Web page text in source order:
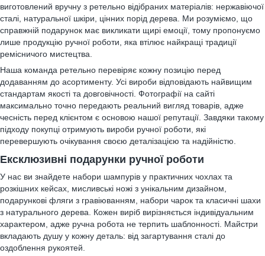
виготовлений вручну з ретельно відібраних матеріалів: нержавіючої
сталі, натуральної шкіри, цінних порід дерева. Ми розуміємо, що
справжній подарунок має викликати щирі емоції, тому пропонуємо
лише продукцію ручної роботи, яка втілює найкращі традиції
ремісничого мистецтва.
Наша команда ретельно перевіряє кожну позицію перед
додаванням до асортименту. Усі вироби відповідають найвищим
стандартам якості та довговічності. Фотографії на сайті
максимально точно передають реальний вигляд товарів, адже
чесність перед клієнтом є основою нашої репутації. Завдяки такому
підходу покупці отримують вироби ручної роботи, які
перевершують очікування своєю деталізацією та надійністю.
Ексклюзивні подарунки ручної роботи
У нас ви знайдете набори шампурів у практичних чохлах та
розкішних кейсах, мисливські ножі з унікальним дизайном,
подарункові фляги з гравіюванням, набори чарок та класичні шахи
з натурального дерева. Кожен виріб вирізняється індивідуальним
характером, адже ручна робота не терпить шаблонності. Майстри
вкладають душу у кожну деталь: від загартування сталі до
оздоблення рукоятей.